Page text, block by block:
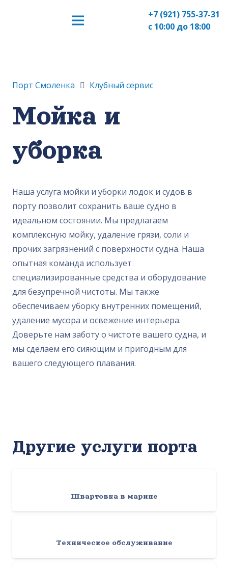
+7 (921) 755-37-31
с 10:00 до 18:00
Порт Смоленка Клубный сервис
Мойка и
уборка
Наша услуга мойки и уборки лодок и судов в
порту позволит сохранить ваше судно в
идеальном состоянии. Мы предлагаем
комплексную мойку, удаление грязи, соли и
прочих загрязнений с поверхности судна. Наша
опытная команда использует
специализированные средства и оборудование
для безупречной чистоты. Мы также
обеспечиваем уборку внутренних помещений,
удаление мусора и освежение интерьера.
Доверьте нам заботу о чистоте вашего судна, и
мы сделаем его сияющим и пригодным для
вашего следующего плавания.
Другие услуги порта
Швартовка в марине
Техническое обслуживание